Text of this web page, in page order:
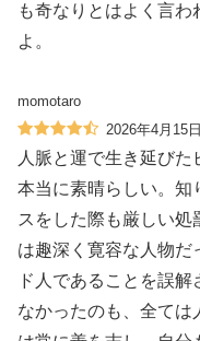
も奇なりとはよく言
よ。
momotaro
2026年4月15日
人脈と運で生き延びた
本当に素晴らしい。知
スをした際も厳しい
は趣深く寛容な人物だ
ド人であることを誤
なかったのも、全ては